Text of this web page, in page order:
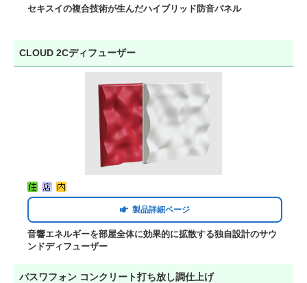
セキスイの複合技術が生んだハイブリッド防音パネル
CLOUD 2Cディフューザー
製品詳細ページ
音響エネルギーを部屋全体に効果的に拡散する独自設計のサウ
ンドディフューザー
バスワフォン コンクリート打ち放し調仕上げ